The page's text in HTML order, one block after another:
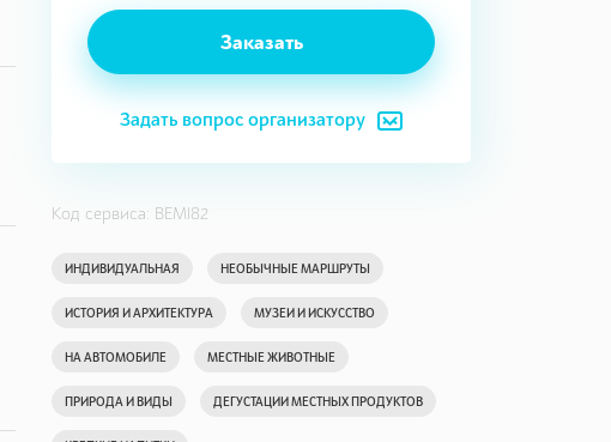
Заказать
Задать вопрос организатору
Код сервиса: BEMI82
ИНДИВИДУАЛЬНАЯ НЕОБЫЧНЫЕ МАРШРУТЫ
ИСТОРИЯ И АРХИТЕКТУРА МУЗЕИ И ИСКУССТВО
НА АВТОМОБИЛЕ МЕСТНЫЕ ЖИВОТНЫЕ
ПРИРОДА И ВИДЫ ДЕГУСТАЦИИ МЕСТНЫХ ПРОДУКТОВ